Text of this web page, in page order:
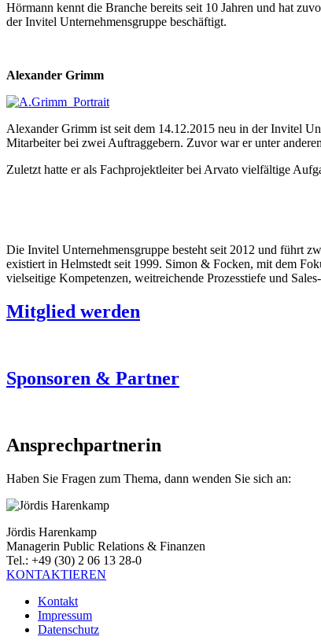
Hörmann kennt die Branche bereits seit 10 Jahren und hat
der Invitel Unternehmensgruppe beschäftigt.
Alexander Grimm
Alexander Grimm ist seit dem 14.12.2015 neu in der Invitel
Mitarbeiter bei zwei Auftraggebern. Zuvor war er unter
Zuletzt hatte er als Fachprojektleiter bei Arvato vielfältige
Die Invitel Unternehmensgruppe besteht seit 2012 und führt
existiert in Helmstedt seit 1999. Simon & Focken, mit dem
vielseitige Kompetenzen, weitreichende Prozesstiefe und
Mitglied werden
Sponsoren & Partner
Ansprechpartnerin
Haben Sie Fragen zum Thema, dann wenden Sie sich an:
Jördis Harenkamp
Managerin Public Relations & Finanzen
Tel.: +49 (30) 2 06 13 28-0
KONTAKTIEREN
Kontakt
Impressum
Datenschutz